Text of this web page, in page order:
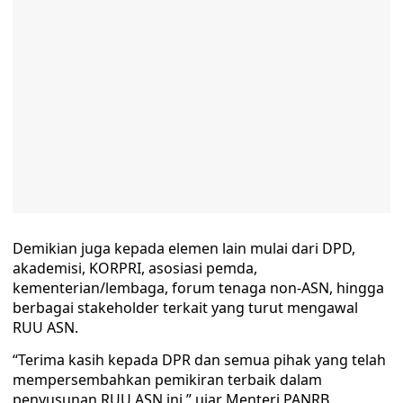
Demikian juga kepada elemen lain mulai dari DPD,
akademisi, KORPRI, asosiasi pemda,
kementerian/lembaga, forum tenaga non-ASN, hingga
berbagai stakeholder terkait yang turut mengawal
RUU ASN.
“Terima kasih kepada DPR dan semua pihak yang telah
mempersembahkan pemikiran terbaik dalam